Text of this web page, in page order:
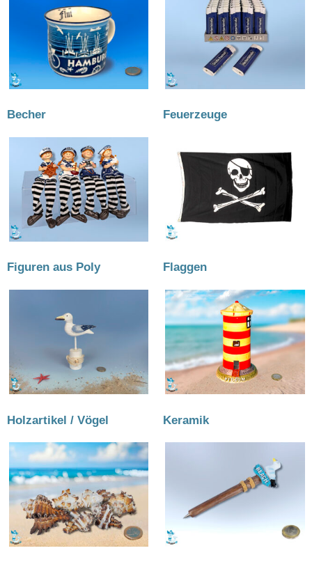
Becher Feuerzeuge
Figuren aus Poly Flaggen
Holzartikel / Vögel Keramik